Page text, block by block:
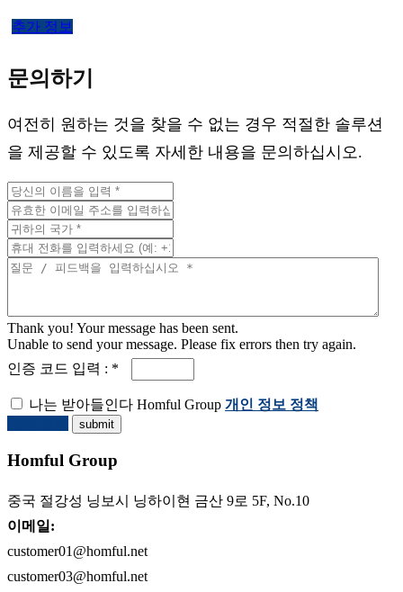
추가 정보
문의하기
여전히 원하는 것을 찾을 수 없는 경우 적절한 솔루션
을 제공할 수 있도록 자세한 내용을 문의하십시오.
Thank you! Your message has been sent.
Unable to send your message. Please fix errors then try again.
인증 코드 입력 : *
나는 받아들인다 Homful Group 개인 정보 정책
Homful Group
중국 절강성 닝보시 닝하이현 금산 9로 5F, No.10
이메일:
customer01@homful.net
customer03@homful.net